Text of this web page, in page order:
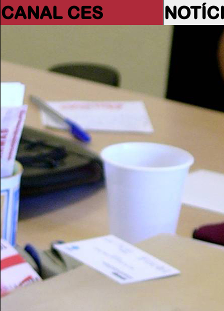
CANAL CES